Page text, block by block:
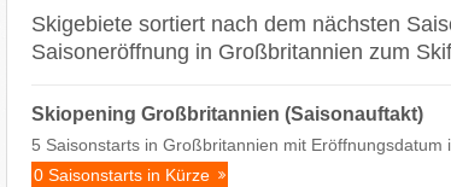
Skigebiete sortiert nach dem nächsten
Saisoneröffnung in Großbritannien zum
Skiopening Großbritannien (Saisonauftakt)
5 Saisonstarts in Großbritannien mit Eröffnungsdatum
0 Saisonstarts in Kürze